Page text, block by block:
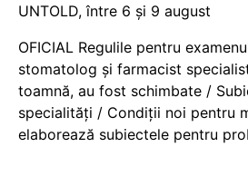
UNTOLD, între 6 și 9 august
OFICIAL Regulile pentru
stomatolog și farmacist
toamnă, au fost schimbate /
specialități / Condiții noi pentru
elaborează subiectele pentru